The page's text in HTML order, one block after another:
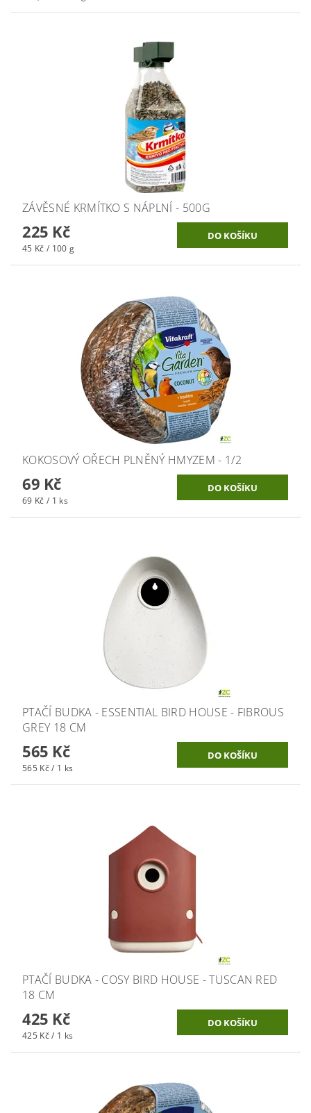
ZÁVĚSNÉ KRMÍTKO S NÁPLNÍ - 500G
225 Kč
45 Kč / 100 g
KOKOSOVÝ OŘECH PLNĚNÝ HMYZEM - 1/2
69 Kč
69 Kč / 1 ks
PTAČÍ BUDKA - ESSENTIAL BIRD HOUSE - FIBROUS
GREY 18 CM
565 Kč
565 Kč / 1 ks
PTAČÍ BUDKA - COSY BIRD HOUSE - TUSCAN RED
18 CM
425 Kč
425 Kč / 1 ks